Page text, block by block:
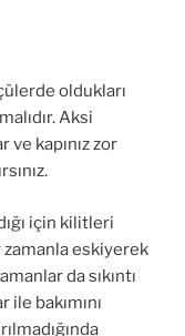
oldukları
Aksi
kapınız zor
için kilitleri
eskiyerek
da sıkıntı
bakımını